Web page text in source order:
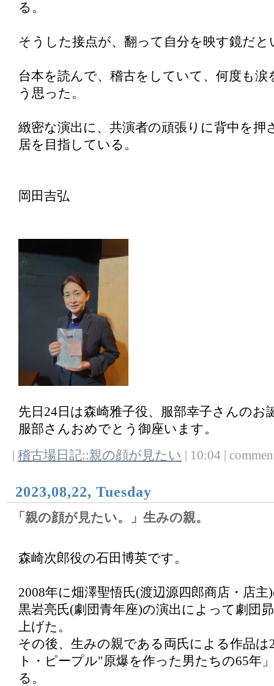
る。
そうした接点が、翻って自分を映す鏡だと
台本を読んで、稽古をしていて、何度も涙
う思った。
緻密な演出に、共演者の頑張りに背中を押
居を目指している。
岡田吉弘
先日24日は森崎雅子役、服部幸子さんのお
服部さんおめでとう御座います。
稽古場日記::親の顔が見たい | 10:04 |
2023,08,22, Tuesday
「親の顔が見たい。」生みの親。
森崎次郎役の石田博英です。
2008年に畑澤聖悟氏(渡辺源四郎商店・店
黒岩亮氏(劇団青年座)の演出によって劇団
上げた。
その後、生みの親である両氏による作品は
ト・ピープル"原爆を作った男たちの65年
る。